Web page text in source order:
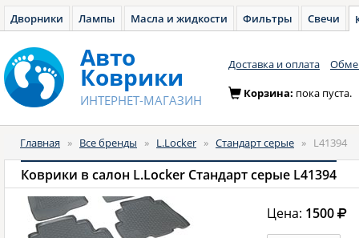
Дворники Лампы Масла и жидкости Фильтры Свечи
Авто
Коврики
ИНТЕРНЕТ-МАГАЗИН
Доставка и оплата
Корзина: пока пуста.
Главная » Все бренды » L.Locker » Стандарт серые » L41394
Коврики в салон L.Locker Стандарт серые L41394
Цена: 1500